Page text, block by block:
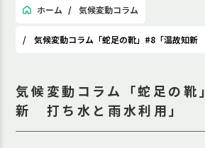
ホーム 気候変動コラム
気候変動コラム「蛇足の靴」#8「温故知新
気候変動コラム「蛇足の靴
新 打ち水と雨水利用」